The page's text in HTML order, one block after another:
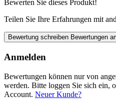
Bewerten Sie dieses Produkt!
Teilen Sie Ihre Erfahrungen mit
Bewertung schreiben Bewertungen
Anmelden
Bewertungen können nur von
werden. Bitte loggen Sie sich ein,
Account. Neuer Kunde?